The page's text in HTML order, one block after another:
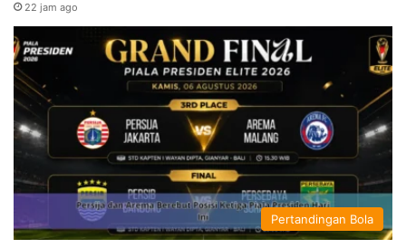
22 jam ago
Pertandingan Bola